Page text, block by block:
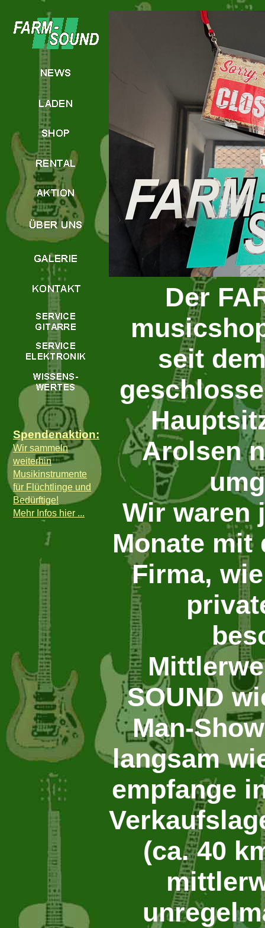
Spendenaktion:
Wir sammeln
weiterhin
Musikinstrumente
für Flüchtlinge und
Bedürftige!
Mehr Infos hier ...
Der
seit
Arolsen
Wir waren
Monate mit
Firma,
SOUND
Man-
langsam
empfange
(ca. 40